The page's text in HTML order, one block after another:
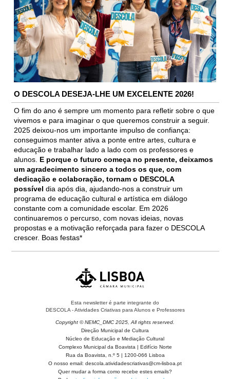
O DESCOLA DESEJA-LHE UM EXCELENTE 2026!
O fim do ano é sempre um momento para refletir sobre o que
vivemos e para imaginar o que queremos construir a seguir.
2025 deixou-nos um importante impulso de confiança:
conseguimos manter ativa a ponte entre artes, cultura e
educação e trabalhar lado a lado com os professores e
alunos. E porque o futuro começa no presente, deixamos
um agradecimento sincero a todos os que, com
dedicação e colaboração, tornam o DESCOLA
possível dia após dia, ajudando-nos a construir um
programa de educação cultural e artística em diálogo
constante com a comunidade escolar. Em 2026
continuaremos o percurso, com novas ideias, novas
propostas e a motivação reforçada para fazer o DESCOLA
crescer. Boas festas*
Esta newsletter é parte integrante do
DESCOLA - Atividades Criativas para Alunos e Professores
Copyright © NEMC_DMC 2025, All rights reserved.
Direção Municipal de Cultura
Núcleo de Educação e Mediação Cultural
Complexo Municipal da Boavista | Edifício Norte
Rua da Boavista, n.º 5 | 1200-066 Lisboa
O nosso email: descola.atividadescriativas@cm-lisboa.pt
Quer mudar a forma como recebe estes emails?